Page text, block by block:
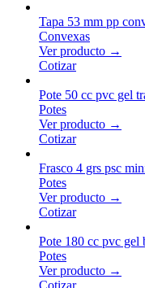
Tapa 53 mm pp
Convexas
Ver producto →
Cotizar
Pote 50 cc pvc gel
Potes
Ver producto →
Cotizar
Frasco 4 grs psc
Potes
Ver producto →
Cotizar
Pote 180 cc pvc gel
Potes
Ver producto →
Cotizar